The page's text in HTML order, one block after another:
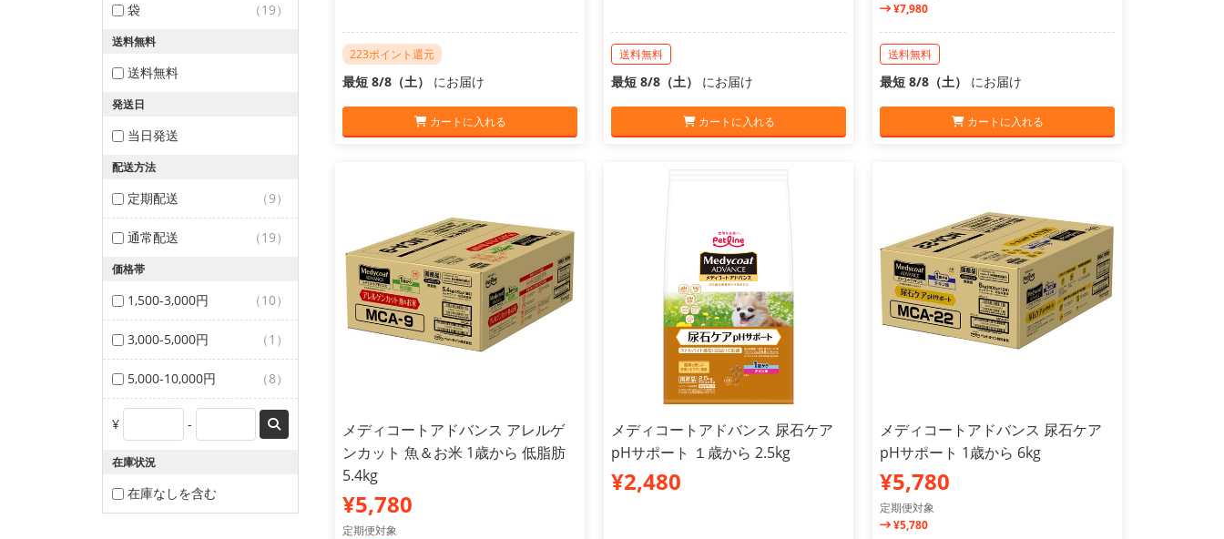
袋 （19）
送料無料
送料無料
発送日
当日発送
配送方法
定期配送 （9）
通常配送 （19）
価格帯
1,500-3,000円 （10）
3,000-5,000円 （1）
5,000-10,000円 （8）
¥ -
在庫状況
在庫なしを含む
223ポイント還元
最短 8/8（土） にお届け
カートに入れる
送料無料
最短 8/8（土） にお届け
カートに入れる
¥7,980
送料無料
最短 8/8（土） にお届け
カートに入れる
メディコートアドバンス アレルゲ
ンカット 魚＆お米 1歳から 低脂肪
5.4kg
¥5,780
定期便対象
メディコートアドバンス 尿石ケア
pHサポート １歳から 2.5kg
¥2,480
メディコートアドバンス 尿石ケア
pHサポート 1歳から 6kg
¥5,780
定期便対象
¥5,780